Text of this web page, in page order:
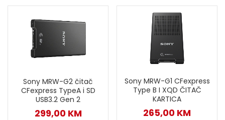
Sony MRW-G2 čitač
CFexpress TypeA i SD
USB3.2 Gen 2
299,00 KM
Sony MRW-G1 CFexpress
Type B I XQD ČITAČ
KARTICA
265,00 KM